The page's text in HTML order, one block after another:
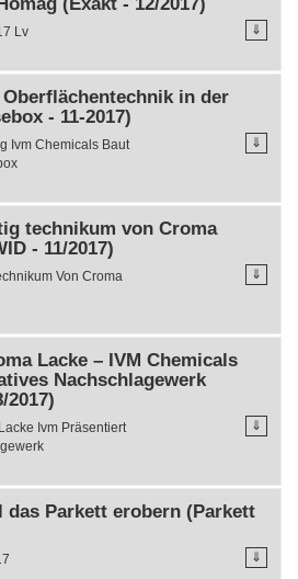
Lv ⇓
in der
- 11-2017)
Ivm Chemicals Baut
⇓
technikum von Croma
- 11/2017)
Von Croma
⇓
Lacke – IVM Chemicals
Nachschlagewerk
2017)
Ivm Präsentiert
⇓
das Parkett erobern (Parkett
⇓